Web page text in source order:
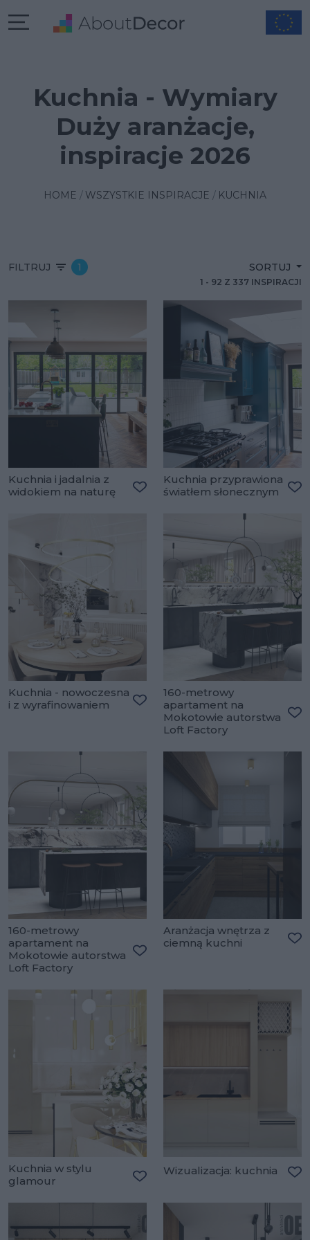
Kuchnia - Wymiary
Duży aranżacje,
inspiracje 2026
HOME WSZYSTKIE INSPIRACJE KUCHNIA
FILTRUJ 1 SORTUJ
1 - 92 Z 337 INSPIRACJI
Kuchnia i jadalnia z
widokiem na naturę
Kuchnia przyprawiona
światłem słonecznym
Kuchnia - nowoczesna
i z wyrafinowaniem
Dodaj do ulubionych
160-metrowy
apartament na
Mokotowie autorstwa
Loft Factory
160-metrowy
apartament na
Mokotowie autorstwa
Loft Factory
Aranżacja wnętrza z
ciemną kuchni
Kuchnia w stylu
glamour
Wizualizacja: kuchnia